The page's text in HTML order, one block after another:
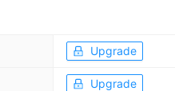
Upgrade
Upgrade